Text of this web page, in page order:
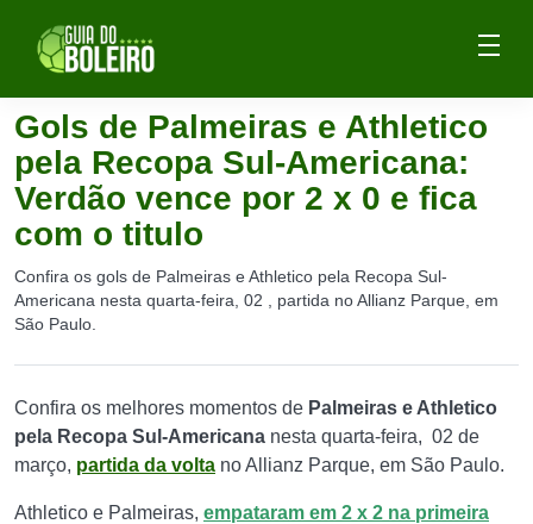
Gols de Palmeiras e Athletico
pela Recopa Sul-Americana:
Verdão vence por 2 x 0 e fica
com o titulo
Confira os gols de Palmeiras e Athletico pela Recopa Sul-
Americana nesta quarta-feira, 02 , partida no Allianz Parque, em
São Paulo.
Confira os melhores momentos de Palmeiras e Athletico
pela Recopa Sul-Americana nesta quarta-feira, 02 de
março, partida da volta no Allianz Parque, em São Paulo.
Athletico e Palmeiras, empataram em 2 x 2 na primeira